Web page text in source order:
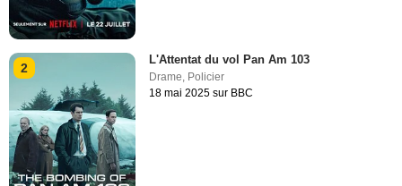
2
L'Attentat du vol Pan Am 103
Drame Policier
18 mai 2025 sur BBC